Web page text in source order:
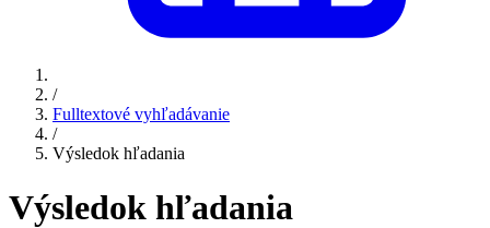
/
Fulltextové vyhľadávanie
/
Výsledok hľadania
Výsledok hľadania